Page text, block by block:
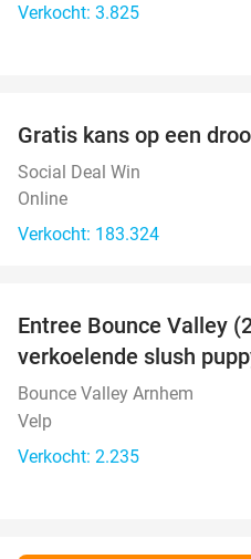
Verkocht: 3.825
Gratis kans op een
Social Deal Win
Online
Verkocht: 183.324
Entree Bounce Valley
verkoelende slush
Bounce Valley Arnhem
Velp
Verkocht: 2.235